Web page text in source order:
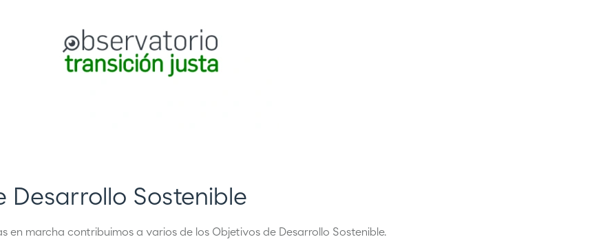
Desarrollo Sostenible
en marcha contribuimos a varios de los Objetivos de Desarrollo Sostenible.